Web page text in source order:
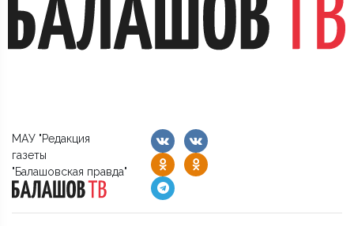
МАУ "Редакция
газеты
"Балашовская правда"